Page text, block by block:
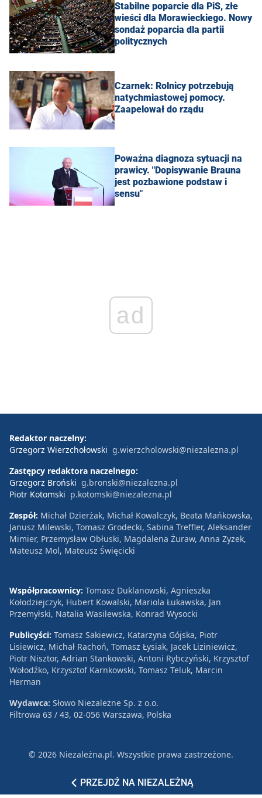
Stabilne poparcie dla PiS, złe
wieści dla Morawieckiego. Nowy
sondaż poparcia dla partii
politycznych
Czarnek: Rolnicy potrzebują
natychmiastowej pomocy.
Zaapelował do rządu
Poważna diagnoza sytuacji na
prawicy. "Dopisywanie Brauna
jest pozbawione podstaw i
sensu"
ad
PRZEJDŹ NA NIEZALEŻNĄ
Redaktor naczelny:
Grzegorz Wierzchołowski g.wierzcholowski@niezalezna.pl
Zastępcy redaktora naczelnego:
Grzegorz Broński g.bronski@niezalezna.pl
Piotr Kotomski p.kotomski@niezalezna.pl
Zespół: Michał Dzierżak, Michał Kowalczyk, Beata Mańkowska,
Janusz Milewski, Tomasz Grodecki, Sabina Treffler, Aleksander
Mimier, Przemysław Obłuski, Magdalena Żuraw, Anna Zyzek,
Mateusz Mol, Mateusz Święcicki
Współpracownicy: Tomasz Duklanowski, Agnieszka
Kołodziejczyk, Hubert Kowalski, Mariola Łukawska, Jan
Przemyłski, Natalia Wasilewska, Konrad Wysocki
Publicyści: Tomasz Sakiewicz, Katarzyna Gójska, Piotr
Lisiewicz, Michał Rachoń, Tomasz Łysiak, Jacek Liziniewicz,
Piotr Nisztor, Adrian Stankowski, Antoni Rybczyński, Krzysztof
Wołodźko, Krzysztof Karnkowski, Tomasz Teluk, Marcin
Herman
Wydawca: Słowo Niezależne Sp. z o.o.
Filtrowa 63 / 43, 02-056 Warszawa, Polska
© 2026 Niezależna.pl. Wszystkie prawa zastrzeżone.
Reklama Polityka prywatności